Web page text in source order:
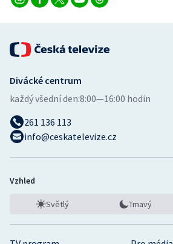
Triatlon
Veslování
Volejbal
Ostatní
Divácké centrum
každý všední den:8:00—16:00 hodin
261 136 113
info@ceskatelevize.cz
Vzhled
Světlý Tmavý